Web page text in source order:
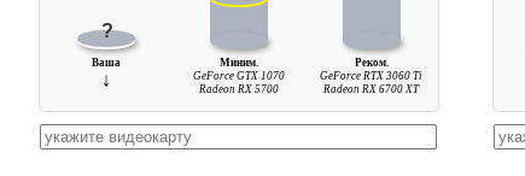
?
Ваша
↓
Миним.
GeForce GTX 1070
Radeon RX 5700
Реком.
GeForce RTX 3060 Ti
Radeon RX 6700 XT